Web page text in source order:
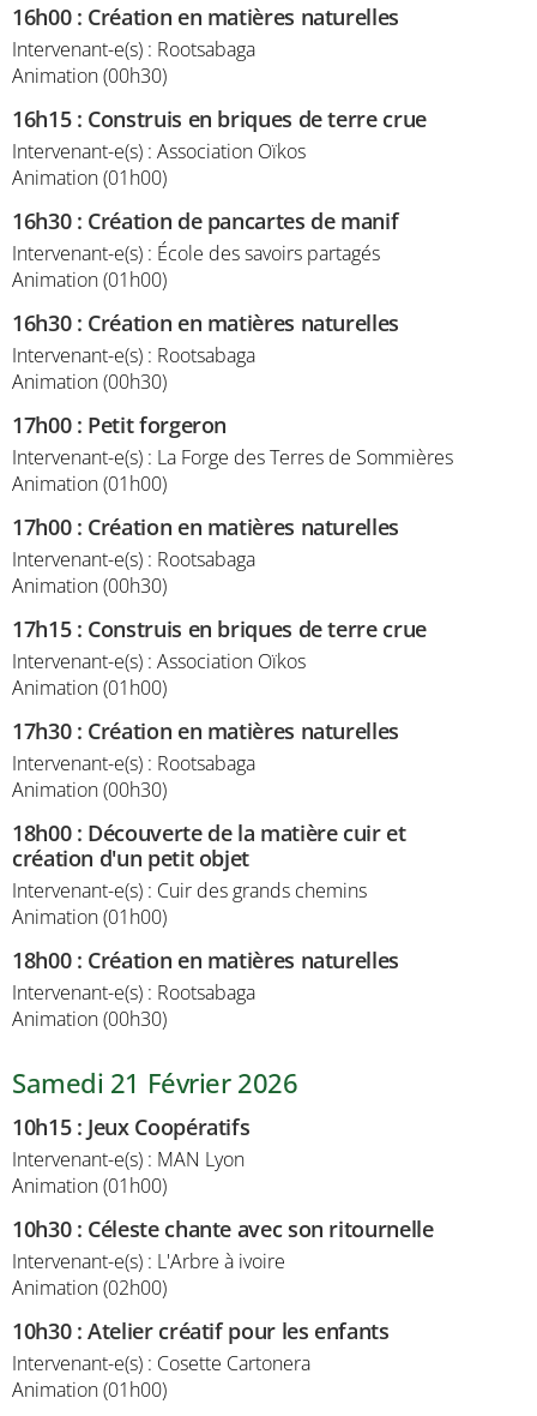
16h00: Création en matières naturelles
Intervenant-e(s) : Rootsabaga
Animation (00h30)
16h15: Construis en briques de terre crue
Intervenant-e(s) : Association Oïkos
Animation (01h00)
16h30: Création de pancartes de manif
Intervenant-e(s) : École des savoirs partagés
Animation (01h00)
16h30: Création en matières naturelles
Intervenant-e(s) : Rootsabaga
Animation (00h30)
17h00: Petit forgeron
Intervenant-e(s) : La Forge des Terres de Sommières
Animation (01h00)
17h00: Création en matières naturelles
Intervenant-e(s) : Rootsabaga
Animation (00h30)
17h15: Construis en briques de terre crue
Intervenant-e(s) : Association Oïkos
Animation (01h00)
17h30: Création en matières naturelles
Intervenant-e(s) : Rootsabaga
Animation (00h30)
18h00: Découverte de la matière cuir et
création d'un petit objet
Intervenant-e(s) : Cuir des grands chemins
Animation (01h00)
18h00: Création en matières naturelles
Intervenant-e(s) : Rootsabaga
Animation (00h30)
Samedi 21 Février 2026
10h15: Jeux Coopératifs
Intervenant-e(s) : MAN Lyon
Animation (01h00)
10h30: Céleste chante avec son ritournelle
Intervenant-e(s) : L'Arbre à ivoire
Animation (02h00)
10h30:Atelier créatif pour les enfants
Intervenant-e(s) : Cosette Cartonera
Animation (01h00)